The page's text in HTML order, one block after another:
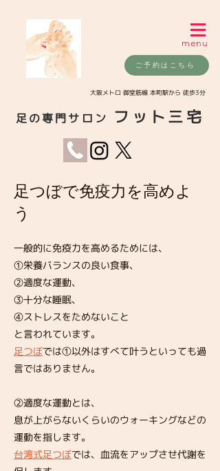
menu
ご予約はこちら
​大阪メトロ 御堂筋線 本町駅から 徒歩3分
足の専門サロン フット三宅
​足つぼで免疫力を高めよ
う
一般的に免疫力を高めるためには、
①栄養バランスの良い食事、
②適度な運動、
③十分な睡眠、
④ストレスをためないこと
と言われています。
足つぼでは①以外はすべて叶うといっても過
言ではありません。
​②適度な運動とは、
息が上がらないくらいのウォーキングなどの
運動を指します。
台湾式足つぼでは、血流をアップさせ代謝を